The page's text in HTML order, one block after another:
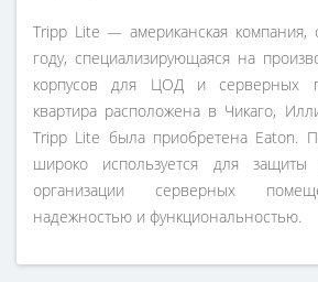
Tripp Lite — американская компания,
году, специализирующаяся на
корпусов для ЦОД и серверных
квартира расположена в Чикаго,
Tripp Lite была приобретена Eaton.
широко используется для защиты
организации серверных
надежностью и функциональностью.